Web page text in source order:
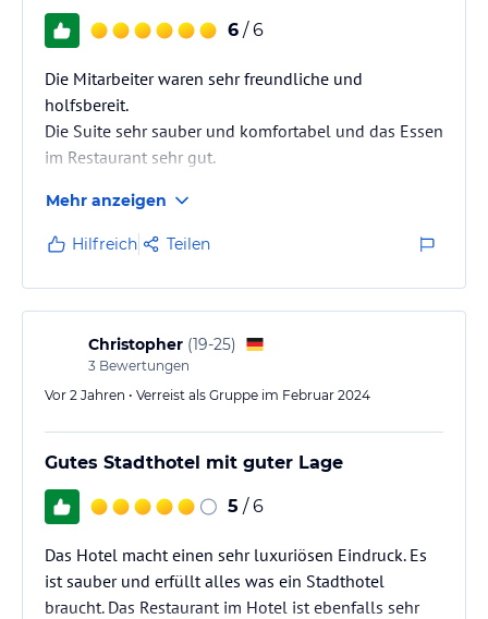
6 / 6
Die Mitarbeiter waren sehr freundliche und
holfsbereit.
Die Suite sehr sauber und komfortabel und das Essen
im Restaurant sehr gut.
Mehr anzeigen
Hilfreich Teilen
Christopher (19-25)
3 Bewertungen
Vor 2 Jahren • Verreist als Gruppe im Februar 2024
Gutes Stadthotel mit guter Lage
5 / 6
Das Hotel macht einen sehr luxuriösen Eindruck. Es
ist sauber und erfüllt alles was ein Stadthotel
braucht. Das Restaurant im Hotel ist ebenfalls sehr